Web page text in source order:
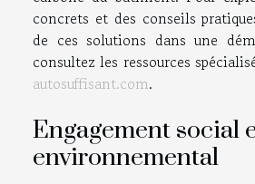
concrets et des conseils
de ces solutions dans une
consultez les ressources
autosuffisant.com.
Engagement social
environnemental